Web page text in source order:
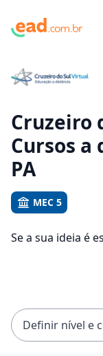
Vamos te guiar no
Cruzeiro
Cursos a
PA
MEC 5
Se a sua ideia é
R$ 246,41.
Definir nível e